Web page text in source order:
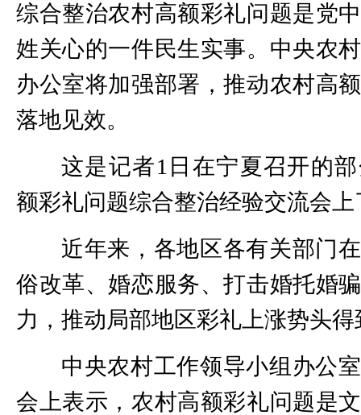
综合整治农村高额彩礼问题是党
姓关心的一件民生实事。中央农
办公室将加强部署，推动农村高
落地见效。
这是记者1日在宁夏召开的
额彩礼问题综合整治经验交流会
近年来，各地区各有关部门
俗改革、婚恋服务、打击婚托婚
力，推动局部地区彩礼上涨势头
中央农村工作领导小组办公
会上表示，农村高额彩礼问题是